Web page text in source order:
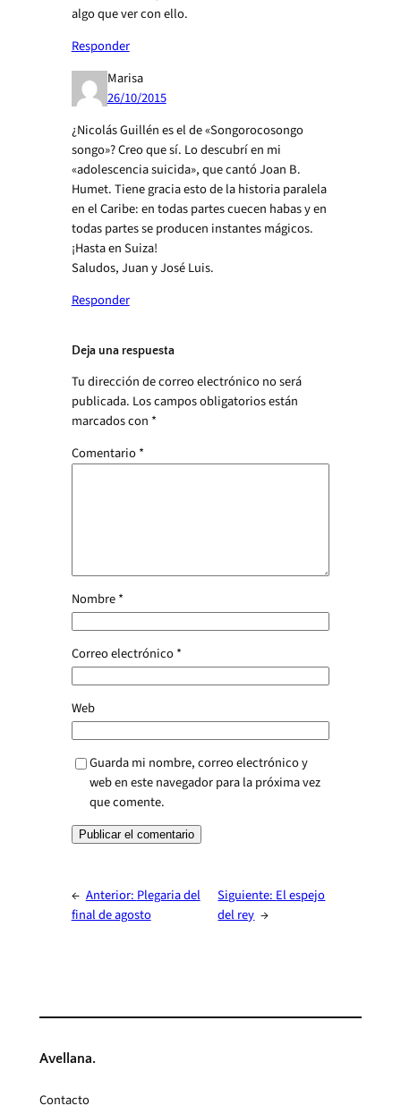
algo que ver con ello.
Responder
Marisa
26/10/2015
¿Nicolás Guillén es el de «Songorocosongo
songo»? Creo que sí. Lo descubrí en mi
«adolescencia suicida», que cantó Joan B.
Humet. Tiene gracia esto de la historia paralela
en el Caribe: en todas partes cuecen habas y en
todas partes se producen instantes mágicos.
¡Hasta en Suiza!
Saludos, Juan y José Luis.
Responder
Deja una respuesta
Tu dirección de correo electrónico no será
publicada. Los campos obligatorios están
marcados con *
Comentario*
Nombre*
Correo electrónico*
Web
Guarda mi nombre, correo electrónico y
web en este navegador para la próxima vez
que comente.
← Anterior:Plegaria del
final de agosto
Siguiente:El espejo
del rey →
Avellana.
Contacto